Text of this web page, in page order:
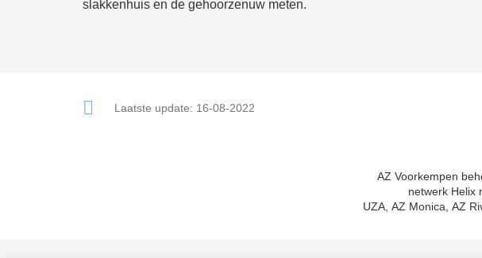
slakkenhuis en de gehoorzenuw meten.
Laatste update: 16-08-2022
AZ Voorkempen
netwerk Helix
UZA, AZ Monica, AZ